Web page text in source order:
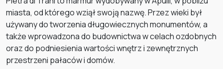
miasta, od którego wziął swoją nazwę. Przez wieki był
używany do tworzenia długowiecznych monumentów, a
także wprowadzona do budownictwa w celach ozdobnych
oraz do podniesienia wartości wnętrz i zewnętrznych
przestrzeni pałaców i domów.